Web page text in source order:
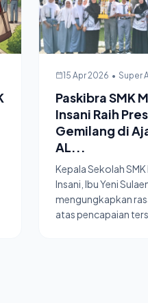
15 Apr 2026 • Super
Paskibra SMK
Insani Raih
Gemilang di
AL...
Kepala Sekolah SMK
Insani, Ibu Yeni
mengungkapkan
atas pencapaian